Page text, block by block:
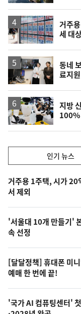
거주
세 대
동네
료지
지방
100%
기,
최
신,
오
늘
의
영
상
오
인기 뉴스
인
기
뉴
스
거주용 1주택, 시가 20
서 제외
'서울대 10개 만들기'
속 선정
[달달정책] 휴대폰 미
예매 한 번에 끝!
'국가 AI 컴퓨팅센터'